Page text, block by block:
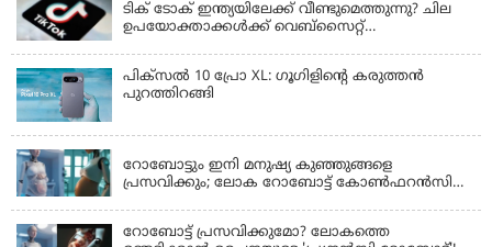
ടിക് ടോക് ഇന്ത്യയിലേക്ക് വീണ്ടുമെത്തുന്നു? ചില
ഉപയോക്താക്കൾക്ക് വെബ്സൈറ്റ്
പിക്സൽ 10 പ്രോ XL: ഗൂഗിളിന്റെ കരുത്തൻ
പുറത്തിറങ്ങി
റോബോട്ടും ഇനി മനുഷ്യ കുഞ്ഞുങ്ങളെ
പ്രസവിക്കും; ലോക റോബോട്ട് കോണ്‍ഫറന്‍സില്‍
റോബോട്ട് പ്രസവിക്കുമോ? ലോകത്തെ